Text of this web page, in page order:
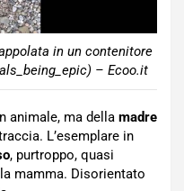
in un contenitore
– Ecoo.it
animale, ma della madre
L’esemplare in
, purtroppo, quasi
mamma. Disorientato